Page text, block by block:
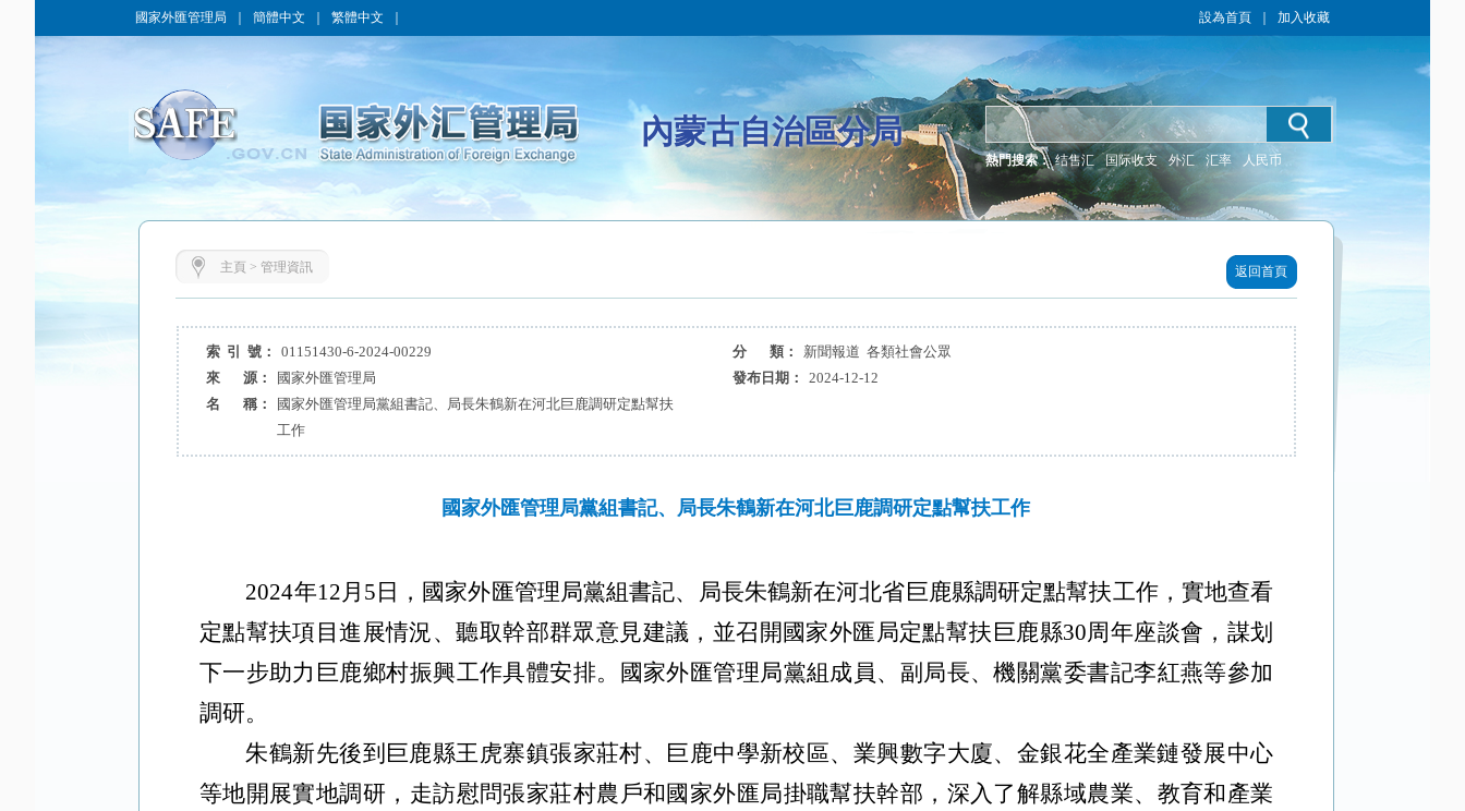
國家外匯管理局 簡體中文 繁體中文 設為首頁 加入收藏
內蒙古自治區分局
熱門搜索： 结售汇 国际收支 外汇 汇率 人民币
主頁 > 管理資訊 返回首頁
索 引 號： 01151430-6-2024-00229 分 類：
新聞報道 各類社會公眾
來 源：
國家外匯管理局 發布日期：
2024-12-12
名 稱：
國家外匯管理局黨組書記、局長朱鶴新在河北巨鹿調研定點幫扶
工作
國家外匯管理局黨組書記、局長朱鶴新在河北巨鹿調研定點幫扶工作
2024年12月5日，國家外匯管理局黨組書記、局長朱鶴新在河北省巨鹿縣調研定點幫扶工作，實地查看
定點幫扶項目進展情況、聽取幹部群眾意見建議，並召開國家外匯局定點幫扶巨鹿縣30周年座談會，謀划
下一步助力巨鹿鄉村振興工作具體安排。國家外匯管理局黨組成員、副局長、機關黨委書記李紅燕等參加
調研。
朱鶴新先後到巨鹿縣王虎寨鎮張家莊村、巨鹿中學新校區、業興數字大廈、金銀花全產業鏈發展中心
等地開展實地調研，走訪慰問張家莊村農戶和國家外匯局掛職幫扶幹部，深入了解縣域農業、教育和產業